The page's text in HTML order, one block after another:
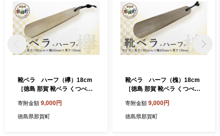
靴ベラ ハーフ（欅）18cm
［徳島 那賀 靴ベラ くつべら
ー メンズ レディース 男性 女
性 軽い 持ち運び 携帯用 日常
寄附金額 9,000円
徳島県那賀町
靴ベラ ハーフ（槐）18cm
［徳島 那賀 靴ベラ くつべら
ー メンズ レディース 男性 女
性 軽い 持ち運び 携帯用 日常
寄附金額 9,000円
徳島県那賀町